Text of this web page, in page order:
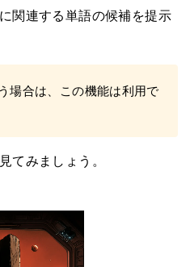
関連する単語の候補を提示
場合は、この機能は利用で
てみましょう。